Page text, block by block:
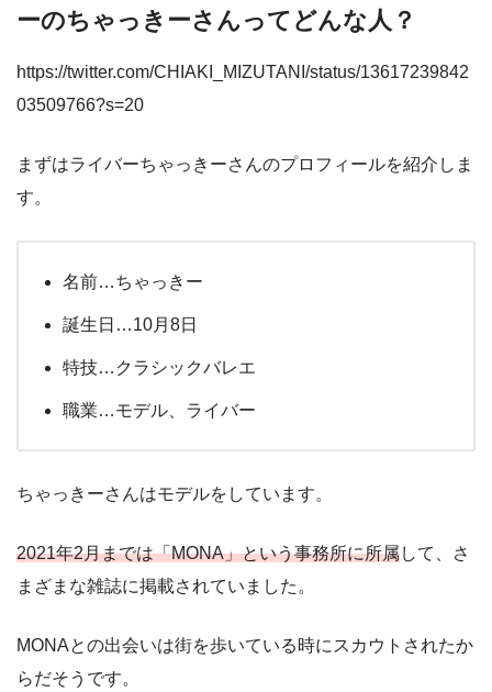
ーのちゃっきーさんってどんな⼈？
https://twitter.com/CHIAKI_MIZUTANI/status/13617239842
03509766?s=20
まずはライバーちゃっきーさんのプロフィールを紹介しま
す。
名前…ちゃっきー
誕生日…10月8日
特技…クラシックバレエ
職業…モデル、ライバー
ちゃっきーさんはモデルをしています。
2021年2月までは「MONA」という事務所に所属して、さ
まざまな雑誌に掲載されていました。
MONAとの出会いは街を歩いている時にスカウトされたか
らだそうです。